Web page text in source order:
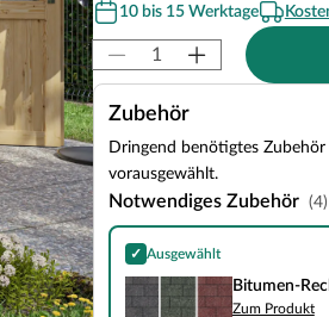
10 bis 15 Werktage
Zubehör
Dringend benötigtes
vorausgewählt.
Notwendiges Zubehör (4)
✓ Ausgewählt
Bitumen-Rechteckschindeln in
Bitumen-
Zum Produkt